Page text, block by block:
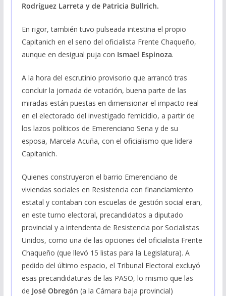
Rodríguez Larreta y de Patricia Bullrich.
En rigor, también tuvo pulseada intestina el propio
Capitanich en el seno del oficialista Frente Chaqueño,
aunque en desigual puja con Ismael Espinoza.
A la hora del escrutinio provisorio que arrancó tras
concluir la jornada de votación, buena parte de las
miradas están puestas en dimensionar el impacto real
en el electorado del investigado femicidio, a partir de
los lazos políticos de Emerenciano Sena y de su
esposa, Marcela Acuña, con el oficialismo que lidera
Capitanich.
Quienes construyeron el barrio Emerenciano de
viviendas sociales en Resistencia con financiamiento
estatal y contaban con escuelas de gestión social eran,
en este turno electoral, precandidatos a diputado
provincial y a intendenta de Resistencia por Socialistas
Unidos, como una de las opciones del oficialista Frente
Chaqueño (que llevó 15 listas para la Legislatura). A
pedido del último espacio, el Tribunal Electoral excluyó
esas precandidaturas de las PASO, lo mismo que las
de José Obregón (a la Cámara baja provincial)